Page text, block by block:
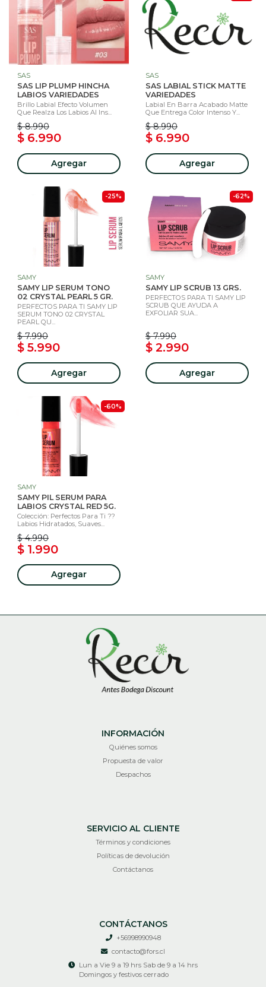
SAS
SAS LIP PLUMP HINCHA
LABIOS VARIEDADES
Brillo Labial Efecto Volumen
Que Realza Los Labios Al Ins...
$ 8.990
$ 6.990
Agregar
SAS
SAS LABIAL STICK MATTE
VARIEDADES
Labial En Barra Acabado Matte
Que Entrega Color Intenso Y...
$ 8.990
$ 6.990
Agregar
-25%
SAMY
SAMY LIP SERUM TONO
02 CRYSTAL PEARL 5 GR.
PERFECTOS PARA TI SAMY LIP
SERUM TONO 02 CRYSTAL
PEARL QU...
$ 7.990
$ 5.990
Agregar
-62%
SAMY
SAMY LIP SCRUB 13 GRS.
PERFECTOS PARA TI SAMY LIP
SCRUB QUE AYUDA A
EXFOLIAR SUA...
$ 7.990
$ 2.990
Agregar
-60%
SAMY
SAMY PIL SERUM PARA
LABIOS CRYSTAL RED 5G.
Colección: Perfectos Para Ti ??
Labios Hidratados, Suaves...
$ 4.990
$ 1.990
Agregar
INFORMACIÓN
Quiénes somos
Propuesta de valor
Despachos
SERVICIO AL CLIENTE
Términos y condiciones
Políticas de devolución
Contáctanos
CONTÁCTANOS
+56998990948
contacto@fors.cl
Lun a Vie 9 a 19 hrs Sab de 9 a 14 hrs
Domingos y festivos cerrado